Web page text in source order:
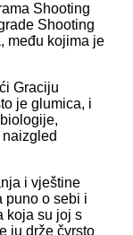
Shooting
Shooting
među kojima je
Graciju
je glumica, i
i vještine
puno o sebi i
koja su joj s
ju drže čvrsto